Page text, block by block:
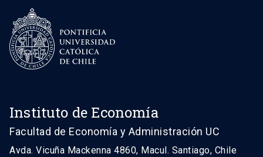
Instituto de Economía
Facultad de Economía y Administración UC
Avda. Vicuña Mackenna 4860, Macul. Santiago, Chile